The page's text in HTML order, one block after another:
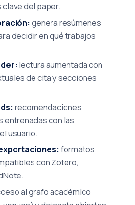
del paper.
genera resúmenes
decidir en qué trabajos
lectura aumentada con
de cita y secciones
recomendaciones
entrenadas con las
usuario.
formatos
con Zotero,
al grafo académico